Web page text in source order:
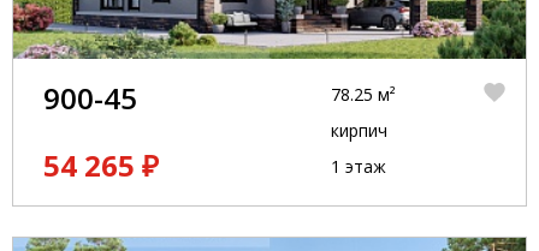
900-45
54 265 ₽
78.25 м²
кирпич
1 этаж